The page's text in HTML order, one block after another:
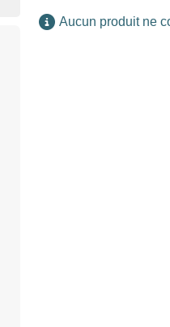
Aucun produit ne